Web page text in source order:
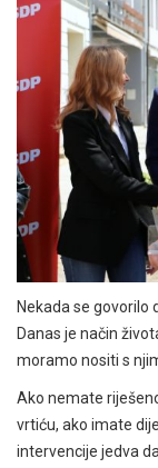
Nekada se govorilo
Danas je način
moramo nositi s
Ako nemate
vrtiću, ako imate
intervencije jedva